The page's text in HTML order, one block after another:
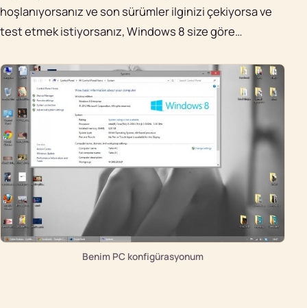
hoşlanıyorsanız ve son sürümler ilginizi çekiyorsa ve
test etmek istiyorsanız, Windows 8 size göre…
Benim PC konfigürasyonum